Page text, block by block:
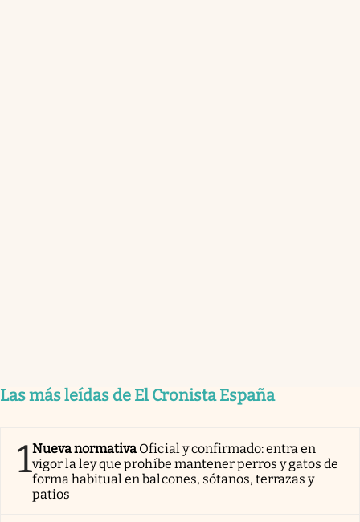
Las más leídas de El Cronista España
1Nueva normativa Oficial y confirmado: entra en
vigor la ley que prohíbe mantener perros y gatos de
forma habitual en balcones, sótanos, terrazas y
patios